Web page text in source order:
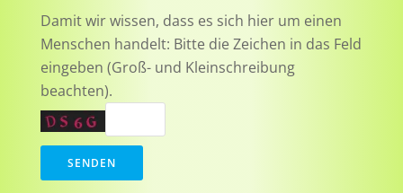
Damit wir wissen, dass es sich hier um einen
Menschen handelt: Bitte die Zeichen in das Feld
eingeben (Groß- und Kleinschreibung
beachten).